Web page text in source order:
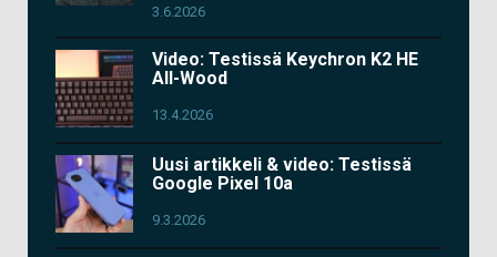
3.6.2026
Video: Testissä Keychron K2 HE
All-Wood
13.4.2026
Uusi artikkeli & video: Testissä
Google Pixel 10a
9.3.2026